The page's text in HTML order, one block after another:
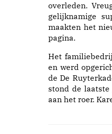
overleden.
gelijknamige
maakten het
pagina.
Het
en werd
de De
stond de
aan het roer.